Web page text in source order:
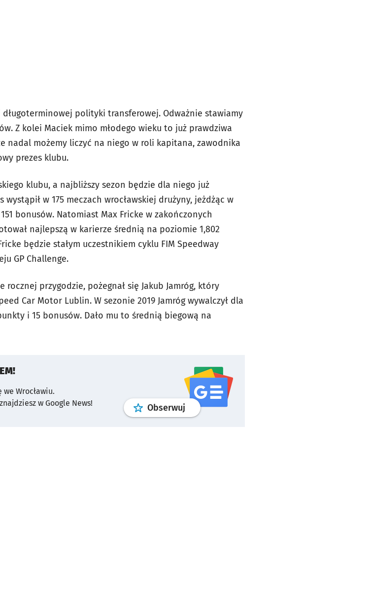
polityki transferowej. Odważnie stawiamy
Z kolei Maciek mimo młodego wieku to już prawdziwa
nadal możemy liczyć na niego w roli kapitana, zawodnika
prezes klubu.
klubu, a najbliższy sezon będzie dla niego już
wystąpił w 175 meczach wrocławskiej drużyny, jeżdżąc w
bonusów. Natomiast Max Fricke w zakończonych
najlepszą w karierze średnią na poziomie 1,802
będzie stałym uczestnikiem cyklu FIM Speedway
GP Challenge.
przygodzie, pożegnał się Jakub Jamróg, który
Car Motor Lublin. W sezonie 2019 Jamróg wywalczył dla
i 15 bonusów. Dało mu to średnią biegową na
Wrocławiu.
w Google News!
Obserwuj profilgoogle news